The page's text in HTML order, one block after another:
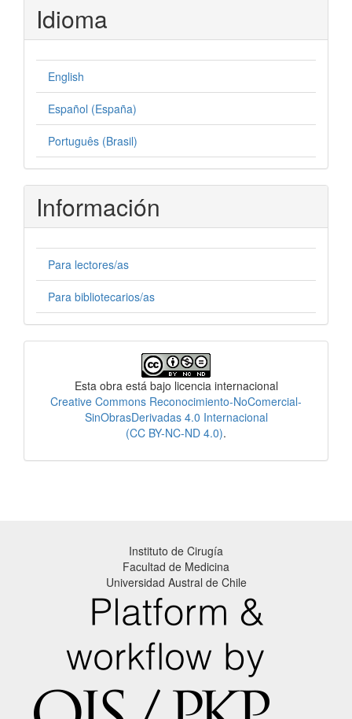
Idioma
English
Español (España)
Português (Brasil)
Información
Para lectores/as
Para bibliotecarios/as
Esta obra está bajo licencia internacional
Creative Commons Reconocimiento-NoComercial-
SinObrasDerivadas 4.0 Internacional
(CC BY-NC-ND 4.0).
Instituto de Cirugía
Facultad de Medicina
Universidad Austral de Chile